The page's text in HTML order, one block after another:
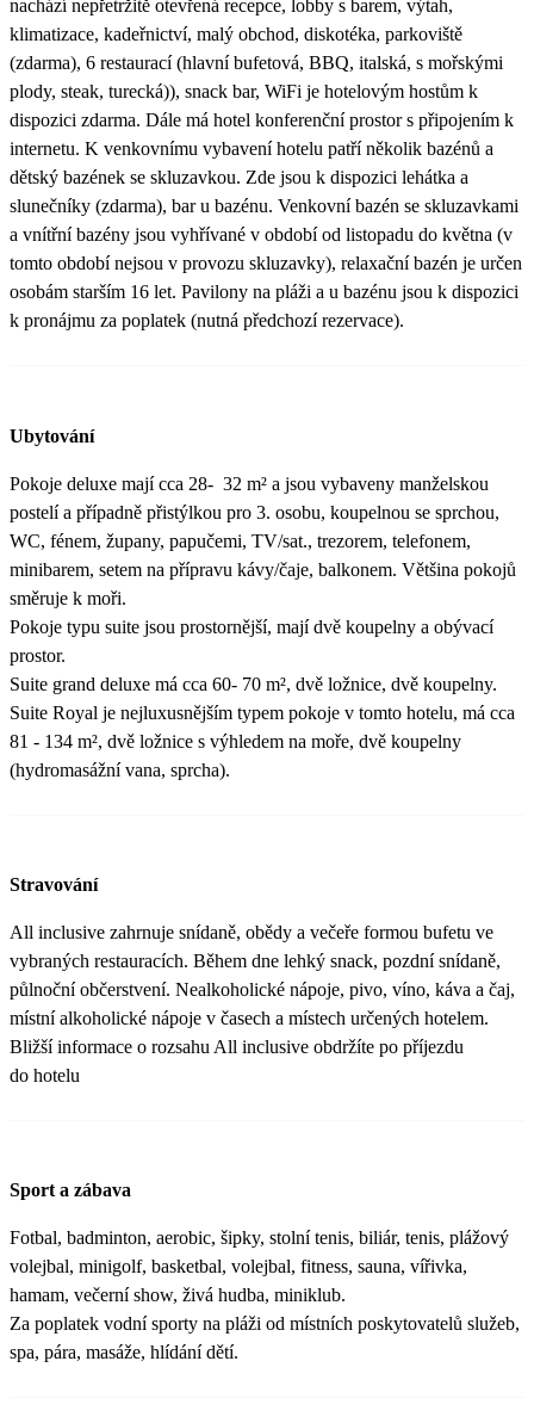
nachází nepřetržitě otevřená recepce, lobby s barem, výtah,
klimatizace, kadeřnictví, malý obchod, diskotéka, parkoviště
(zdarma), 6 restaurací (hlavní bufetová, BBQ, italská, s mořskými
plody, steak, turecká)), snack bar, WiFi je hotelovým hostům k
dispozici zdarma. Dále má hotel konferenční prostor s připojením k
internetu. K venkovnímu vybavení hotelu patří několik bazénů a
dětský bazének se skluzavkou. Zde jsou k dispozici lehátka a
slunečníky (zdarma), bar u bazénu. Venkovní bazén se skluzavkami
a vnítřní bazény jsou vyhřívané v období od listopadu do května (v
tomto období nejsou v provozu skluzavky), relaxační bazén je určen
osobám starším 16 let. Pavilony na pláži a u bazénu jsou k dispozici
k pronájmu za poplatek (nutná předchozí rezervace).
Ubytování
Pokoje deluxe mají cca 28- 32 m² a jsou vybaveny manželskou
postelí a případně přistýlkou pro 3. osobu, koupelnou se sprchou,
WC, fénem, župany, papučemi, TV/sat., trezorem, telefonem,
minibarem, setem na přípravu kávy/čaje, balkonem. Většina pokojů
směruje k moři.
Pokoje typu suite jsou prostornější, mají dvě koupelny a obývací
prostor.
Suite grand deluxe má cca 60- 70 m², dvě ložnice, dvě koupelny.
Suite Royal je nejluxusnějším typem pokoje v tomto hotelu, má cca
81 - 134 m², dvě ložnice s výhledem na moře, dvě koupelny
(hydromasážní vana, sprcha).
Stravování
All inclusive zahrnuje snídaně, obědy a večeře formou bufetu ve
vybraných restauracích. Během dne lehký snack, pozdní snídaně,
půlnoční občerstvení. Nealkoholické nápoje, pivo, víno, káva a čaj,
místní alkoholické nápoje v časech a místech určených hotelem.
Bližší informace o rozsahu All inclusive obdržíte po příjezdu
do hotelu
Sport a zábava
Fotbal, badminton, aerobic, šipky, stolní tenis, biliár, tenis, plážový
volejbal, minigolf, basketbal, volejbal, fitness, sauna, vířivka,
hamam, večerní show, živá hudba, miniklub.
Za poplatek vodní sporty na pláži od místních poskytovatelů služeb,
spa, pára, masáže, hlídání dětí.